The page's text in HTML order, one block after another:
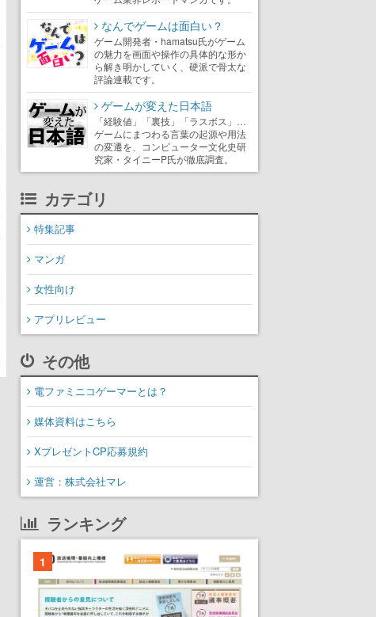
なんでゲームは面白い？
ゲーム開発者・hamatsu氏がゲーム
の魅力を画面や操作の具体的な形か
ら解き明かしていく、硬派で骨太な
評論連載です。
ゲームが変えた日本語
「経験値」「裏技」「ラスボス」…
ゲームにまつわる言葉の起源や用法
の変遷を、コンピューター文化史研
究家・タイニーP氏が徹底調査。
カテゴリ
特集記事
マンガ
女性向け
アプリレビュー
その他
電ファミニコゲーマーとは？
媒体資料はこちら
XプレゼントCP応募規約
運営：株式会社マレ
ランキング
1